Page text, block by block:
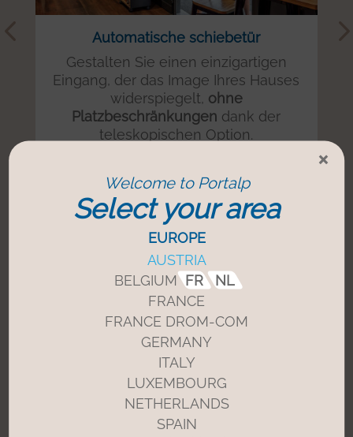
Automatische schiebetür
Gestalten Sie einen einzigartigen
Eingang, der das Image Ihres Hauses
widerspiegelt, ohne
Platzbeschränkungen dank der
teleskopischen Option.
Mehr dazu +
Kontaktieren Sie uns
Automatische Schiebetüren für
Fußgänger mit spezifischen
Anwendungen
×
Welcome to Portalp
Select your area
EUROPE
AUSTRIA
BELGIUM FR
NL
FRANCE
FRANCE DROM-COM
GERMANY
ITALY
LUXEMBOURG
NETHERLANDS
SPAIN